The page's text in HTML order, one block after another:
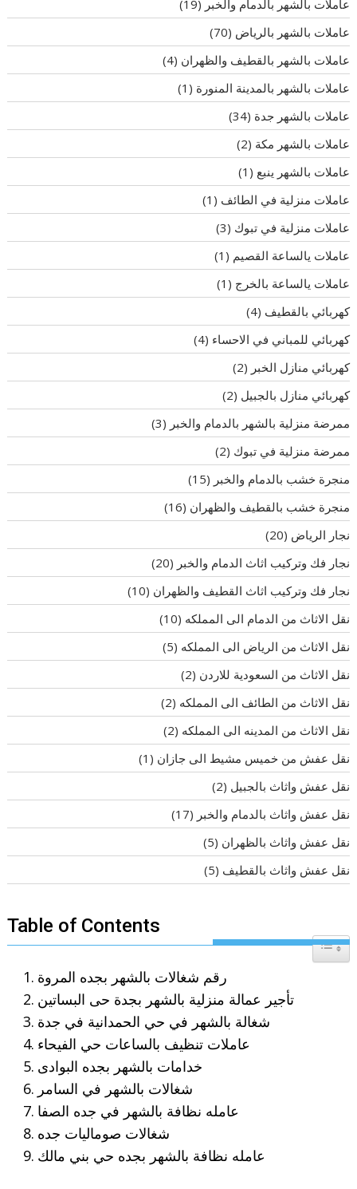
عاملات بالشهر بالدمام والخبر (19)
عاملات بالشهر بالرياض (70)
عاملات بالشهر بالقطيف والظهران (4)
عاملات بالشهر بالمدينة المنورة (1)
عاملات بالشهر جدة (34)
عاملات بالشهر مكة (2)
عاملات بالشهر ينبع (1)
عاملات منزلية في الطائف (1)
عاملات منزلية في تبوك (3)
عاملات يالساعة القصيم (1)
عاملات يالساعة بالخرج (1)
كهربائي بالقطيف (4)
كهربائي للمباني في الاحساء (4)
كهربائي منازل الخبر (2)
كهربائي منازل بالجبيل (2)
ممرضة منزلية بالشهر بالدمام والخبر (3)
ممرضة منزلية في تبوك (2)
منجرة خشب بالدمام والخبر (15)
منجرة خشب بالقطيف والظهران (16)
نجار الرياض (20)
نجار فك وتركيب اثاث الدمام والخبر (20)
نجار فك وتركيب اثاث القطيف والظهران (10)
نقل الاثاث من الدمام الى المملكه (10)
نقل الاثاث من الرياض الى المملكه (5)
نقل الاثاث من السعودية للاردن (2)
نقل الاثاث من الطائف الى المملكه (2)
نقل الاثاث من المدينه الى المملكه (2)
نقل عفش من خميس مشيط الى جازان (1)
نقل عفش واثاث بالجبيل (2)
نقل عفش واثاث بالدمام والخبر (17)
نقل عفش واثاث بالظهران (5)
نقل عفش واثاث بالقطيف (5)
Table of Contents
Toggle
رقم شغالات بالشهر بجده المروة
تأجير عمالة منزلية بالشهر بجدة حى البساتين
شغالة بالشهر في حي الحمدانية في جدة
عاملات تنظيف بالساعات حي الفيحاء
خدامات بالشهر بجده البوادى
شغالات بالشهر في السامر
عامله نظافة بالشهر في جده الصفا
شغالات صوماليات جده
عامله نظافة بالشهر بجده حي بني مالك